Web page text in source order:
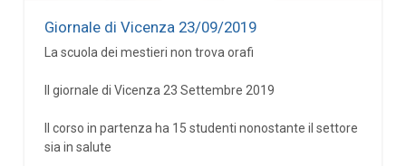
Giornale di Vicenza 23/09/2019
La scuola dei mestieri non trova orafi
Il giornale di Vicenza 23 Settembre 2019
Il corso in partenza ha 15 studenti nonostante il settore
sia in salute